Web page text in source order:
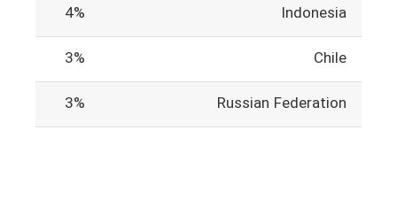
Indonesia
4%
Chile
3%
Russian Federation
3%